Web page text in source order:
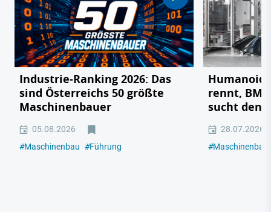
Industrie-Ranking 2026: Das
sind Österreichs 50 größte
Maschinenbauer
05.08.2026
#Maschinenbau #Führung
rennt,
sucht den
28.07.2026
#Maschinenbau